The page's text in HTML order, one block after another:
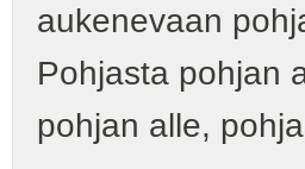
aukenevaan
Pohjasta pohjan
pohjan alle,